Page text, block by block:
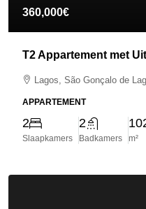
360,000€
T2 Appartement met
Lagos, São Gonçalo de
APPARTEMENT
2
Slaapkamers
2
Badkamers m²